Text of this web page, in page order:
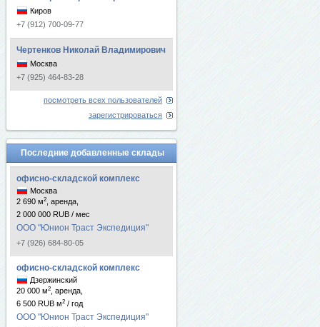
Киров
+7 (912) 700-09-77
Чертенков Николай Владимирович
Москва
+7 (925) 464-83-28
посмотреть всех пользователей
зарегистрироваться
Последние добавленные склады
офисно-складской комплекс
Москва
2 690 м2
, аренда,
2 000 000 RUB / мес
ООО "Юнион Траст Экспедиция"
+7 (926) 684-80-05
офисно-складской комплекс
Дзержинский
20 000 м2
, аренда,
6 500 RUB м2 / год
ООО "Юнион Траст Экспедиция"